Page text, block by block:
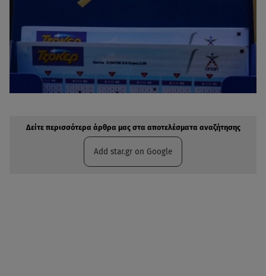
Δείτε περισσότερα άρθρα μας στα αποτελέσματα αναζήτησης
Add star.gr on Google